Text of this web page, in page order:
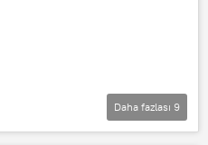
Daha fazlası 9